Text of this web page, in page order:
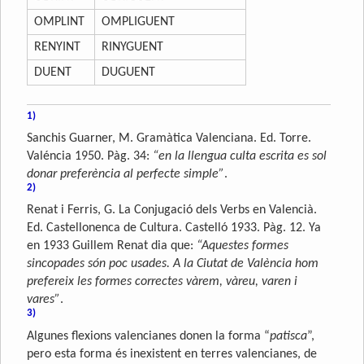
OMPLINT
OMPLIGUENT
RENYINT
RINYGUENT
DUENT
DUGUENT
1)
Sanchis Guarner, M. Gramàtica Valenciana. Ed. Torre.
Valéncia 1950. Pàg. 34: “en la llengua culta escrita es sol
donar preferència al perfecte simple”.
2)
Renat i Ferris, G. La Conjugació dels Verbs en Valencià.
Ed. Castellonenca de Cultura. Castelló 1933. Pàg. 12. Ya
en 1933 Guillem Renat dia que: “Aquestes formes
sincopades són poc usades. A la Ciutat de València hom
prefereix les formes correctes vàrem, vàreu, varen i
vares”.
3)
Algunes flexions valencianes donen la forma “patisca”,
pero esta forma és inexistent en terres valencianes, de